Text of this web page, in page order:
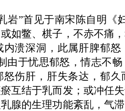
岩”首见于南宋陈自明《
如鳖、棋子，不赤不痛
内溃深洞，此属肝脾郁
由于忧思郁怒，情志不
怒伤肝，肝失条达，郁
互结于乳而发；或冲任
腺的生理功能紊乱，气